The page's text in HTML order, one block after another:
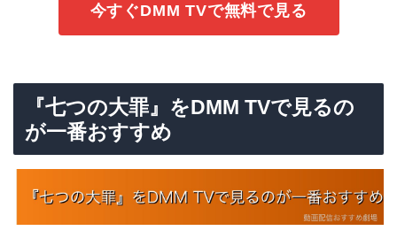
今すぐDMM TVで無料で見る
『七つの大罪』をDMM TVで見るの
が一番おすすめ